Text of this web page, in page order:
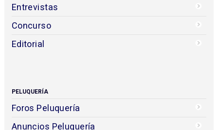
Entrevistas
Concurso
Editorial
PELUQUERÍA
Foros Peluquería
Anuncios Peluquería